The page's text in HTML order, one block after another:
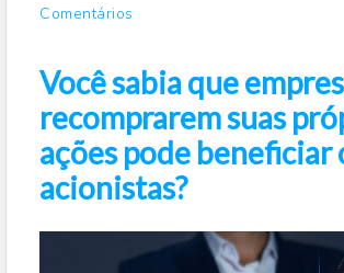
Comentários
Você sabia que
recomprarem suas
ações pode beneficiar
acionistas?